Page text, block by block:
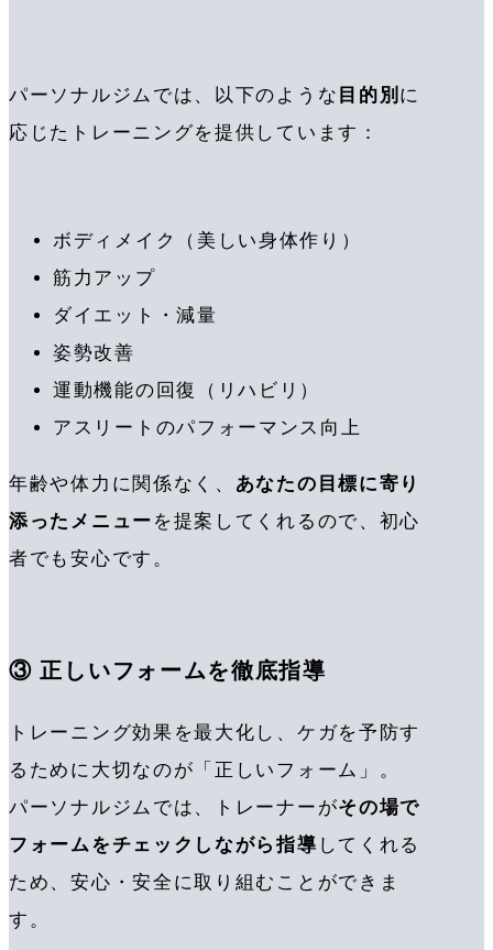
パーソナルジムでは、以下のような 目的別 に
応じたトレーニングを提供しています：
ボディメイク（美しい身体作り）
筋力アップ
ダイエット・減量
姿勢改善
運動機能の回復（リハビリ）
アスリートのパフォーマンス向上
年齢や体力に関係なく、 あなたの目標に寄り
添ったメニュー を提案してくれるので、初心
者でも安心です。
③ 正しいフォームを徹底指導
トレーニング効果を最大化し、ケガを予防す
るために大切なのが「正しいフォーム」。
パーソナルジムでは、トレーナーがその場で
フォームをチェックしながら指導 してくれる
ため、安心・安全に取り組むことができま
す。